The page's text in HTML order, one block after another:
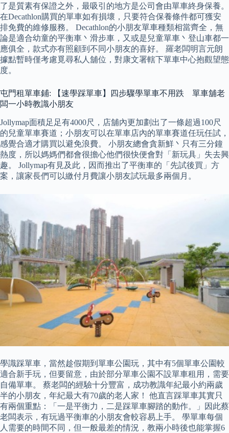
了是質素有保證之外，最吸引的地方是公司會由單車終身保養。
在Decathlon購買的單車如有損壞，只要符合保養條件都可獲安
排免費的維修服務。 Decathlon的小朋友單車種類相當齊全，無
論是適合幼童的平衡車丶滑步車，又或是兒童單車丶登山車都一
應俱全，款式亦有照顧到不同小朋友的喜好。 羅老闆明言元朗
據點暫時僅考慮覓尋私人舖位，對康文署轄下單車中心抱觀望態
度。
屯門租單車鋪: 【速學踩單車】四步驟學單車不用跌 單車舖老
闆一小時教識小朋友
Jollymap面積足足有4000尺，店舖內更加劃出了一條超過100尺
的兒童單車賽道；小朋友可以在單車店內的單車賽道任玩任試，
感覺合適才購買以避免浪費。 小朋友總會貪新鮮丶只有三分鐘
熱度，所以媽媽們都會很擔心他們很快便會對「新玩具」失去興
趣。 Jollymap有見及此，因而推出了平衡車的「先試後買」方
案，讓家長們可以繳付月費讓小朋友試玩最多兩個月。
學識踩單車，當然趁假期到單車公園玩，其中有5個單車公園較
適合新手玩，但要留意，由於部分單車公園不設單車租用，需要
自備單車。 蔡老闆的經驗十分豐富，成功教識年紀最小約兩歲
半的小朋友，年紀最大有70歲的老人家！ 他直言踩單車其實只
有兩個重點：「一是平衡力，二是踩單車腳踏的動作。」因此蔡
老闆表示，有玩過平衡車的小朋友會較容易上手。 學單車每個
人需要的時間不同，但一般最差的情況，教兩小時後也能掌握6